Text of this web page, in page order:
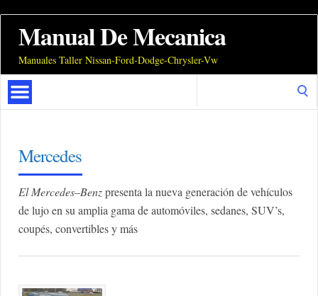
Manual De Mecanica
Manuales Taller Nissan-Ford-Dodge-Chrysler-Vw
Mercedes
El Mercedes–Benzpresenta la nueva generación de vehículos
de lujo en su amplia gama de automóviles, sedanes, SUV’s,
coupés, convertibles y más